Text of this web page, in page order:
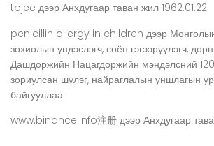
tbjee дээр Анхдугаар таван жил 1962.01.22
penicillin allergy in children дээр
зохиолын үндэслэгч, соён гэгээрүүлэгч,
Дашдоржийн Нацагдоржийн мэндэлсний
зориулсан шүлэг, найраглалын уншлагын
байгууллаа.
www.binance.info注册 дээр Анхдугаар